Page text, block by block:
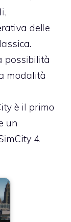
delle
possibilità
modalità
è il primo
un
4.